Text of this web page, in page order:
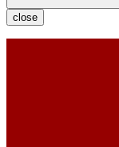
close